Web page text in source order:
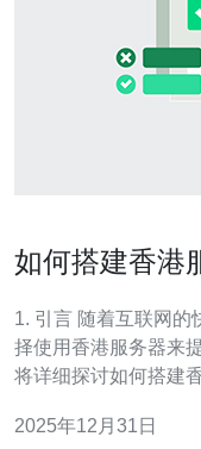
如何搭建香港
1. 引言 随着互联网的快速发展，越来越多的企业和个人选
择使用香港服务器来提
将详细探讨如何搭建
器因其地理位置和网
2025年12月31日